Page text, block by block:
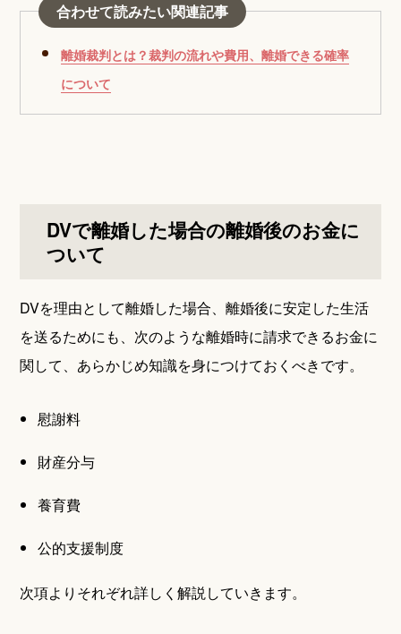
合わせて読みたい関連記事
離婚裁判とは？裁判の流れや費用、離婚できる確率
について
DVで離婚した場合の離婚後のお金に
ついて
DVを理由として離婚した場合、離婚後に安定した生活
を送るためにも、次のような離婚時に請求できるお金に
関して、あらかじめ知識を身につけておくべきです。
慰謝料
財産分与
養育費
公的支援制度
次項よりそれぞれ詳しく解説していきます。